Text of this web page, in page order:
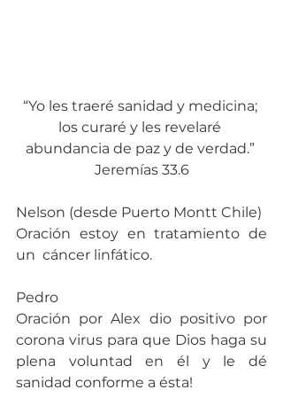
“Yo les traeré sanidad y medicina;
los curaré y les revelaré
abundancia de paz y de verdad.”
Jeremías 33.6
Nelson (desde Puerto Montt Chile)
Oración estoy en tratamiento de
un  cáncer linfático.
Pedro
Oración por Alex dio positivo por
corona virus para que Dios haga su
plena voluntad en él y le dé
sanidad conforme a ésta!